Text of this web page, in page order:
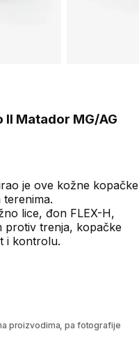
II Matador MG/AG
je ove kožne kopačke
terenima.
lice, đon FLEX-H,
protiv trenja, kopačke
i kontrolu.
proizvodima, pa fotografije